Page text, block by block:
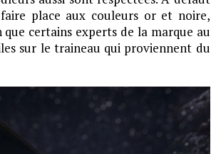
place aux couleurs or et noire,
certains experts de la marque au
sur le traineau qui proviennent du